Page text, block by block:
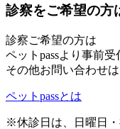
診察をご希望の方
診察ご希望の方は
ペットpassより事前受
その他お問い合わせ
ペットpassとは
※休診日は、日曜日